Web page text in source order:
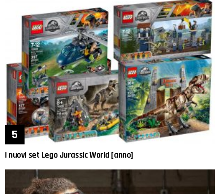
I nuovi set Lego Jurassic World [anno]